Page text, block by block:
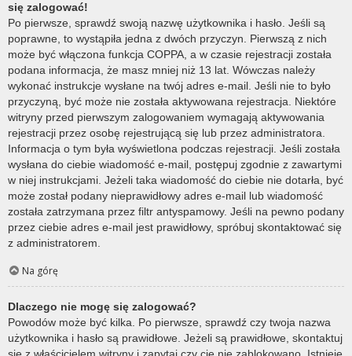
się zalogować!
Po pierwsze, sprawdź swoją nazwę użytkownika i hasło. Jeśli są
poprawne, to wystąpiła jedna z dwóch przyczyn. Pierwszą z nich
może być włączona funkcja COPPA, a w czasie rejestracji została
podana informacja, że masz mniej niż 13 lat. Wówczas należy
wykonać instrukcje wysłane na twój adres e-mail. Jeśli nie to było
przyczyną, być może nie została aktywowana rejestracja. Niektóre
witryny przed pierwszym zalogowaniem wymagają aktywowania
rejestracji przez osobę rejestrującą się lub przez administratora.
Informacja o tym była wyświetlona podczas rejestracji. Jeśli została
wysłana do ciebie wiadomość e-mail, postępuj zgodnie z zawartymi
w niej instrukcjami. Jeżeli taka wiadomość do ciebie nie dotarła, być
może został podany nieprawidłowy adres e-mail lub wiadomość
została zatrzymana przez filtr antyspamowy. Jeśli na pewno podany
przez ciebie adres e-mail jest prawidłowy, spróbuj skontaktować się
z administratorem.
Na górę
Dlaczego nie mogę się zalogować?
Powodów może być kilka. Po pierwsze, sprawdź czy twoja nazwa
użytkownika i hasło są prawidłowe. Jeżeli są prawidłowe, skontaktuj